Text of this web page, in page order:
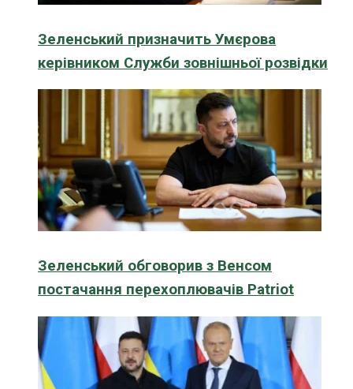
Зеленський призначить Умєрова
керівником Служби зовнішньої розвідки
Зеленський обговорив з Венсом
постачання перехоплювачів Patriot